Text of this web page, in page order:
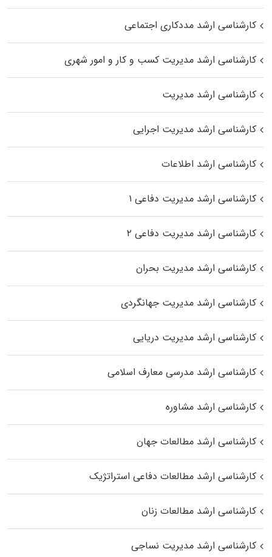
کارشناسی ارشد مددکاری اجتماعی
کارشناسی ارشد مدیریت کسب و کار و امور شهری
کارشناسی ارشد مدیریت
کارشناسی ارشد مدیریت اجرایی
کارشناسی ارشد اطلاعات
کارشناسی ارشد مدیریت دفاعی ۱
کارشناسی ارشد مدیریت دفاعی ۲
کارشناسی ارشد مدیریت بحران
کارشناسی ارشد مدیریت جهانگردی
کارشناسی ارشد مدیریت دریایی
کارشناسی ارشد مدرسی معارف اسلامی
کارشناسی ارشد مشاوره
کارشناسی ارشد مطالعات جهان
کارشناسی ارشد مطالعات دفاعی استراتژیک
کارشناسی ارشد مطالعات زنان
کارشناسی ارشد مدیریت نساجی